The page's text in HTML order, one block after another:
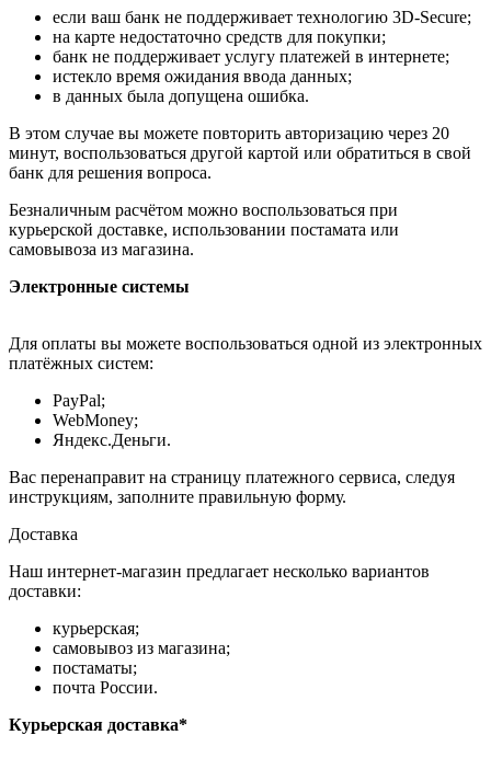
если ваш банк не поддерживает технологию 3D-Secure;
на карте недостаточно средств для покупки;
банк не поддерживает услугу платежей в интернете;
истекло время ожидания ввода данных;
в данных была допущена ошибка.
В этом случае вы можете повторить авторизацию через 20
минут, воспользоваться другой картой или обратиться в свой
банк для решения вопроса.
Безналичным расчётом можно воспользоваться при
курьерской доставке, использовании постамата или
самовывоза из магазина.
Электронные системы
Для оплаты вы можете воспользоваться одной из электронных
платёжных систем:
PayPal;
WebMoney;
Яндекс.Деньги.
Вас перенаправит на страницу платежного сервиса, следуя
инструкциям, заполните правильную форму.
Доставка
Наш интернет-магазин предлагает несколько вариантов
доставки:
курьерская;
самовывоз из магазина;
постаматы;
почта России.
Курьерская доставка*